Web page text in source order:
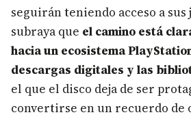
seguirán teniendo acceso a sus
subraya que el camino está
hacia un ecosistema
descargas digitales y las
el que el disco deja de ser
convertirse en un recuerdo de